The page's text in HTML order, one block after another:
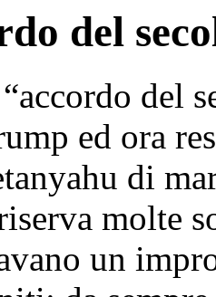
del
del
ed ora
di
molte
un